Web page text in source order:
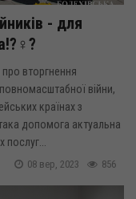
- для
про вторгнення
війни,
країнах з
допомога актуальна
856
08 вер, 2023